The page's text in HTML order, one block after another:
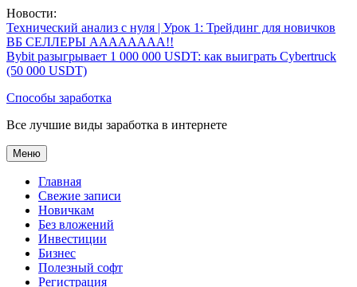
Перейти
к
содержимому
Новости:
Технический анализ с нуля | Урок 1: Трейдинг для новичков
ВБ СЕЛЛЕРЫ АААААААА!!
Bybit разыгрывает 1 000 000 USDT: как выиграть Cybertruck
(50 000 USDT)
Способы заработка
Все лучшие виды заработка в интернете
Меню
Главная
Свежие записи
Новичкам
Без вложений
Инвестиции
Бизнес
Полезный софт
Регистрация